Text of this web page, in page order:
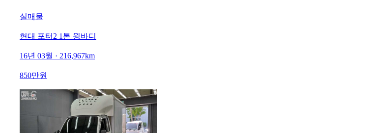
실매물
현대 포터2 1톤 윙바디
16년 03월 · 216,967km
850만원